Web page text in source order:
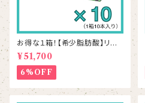
お得な１箱！【希少脂肪酸】リー
フエナジー 500mL×10本
¥51,700
6%OFF